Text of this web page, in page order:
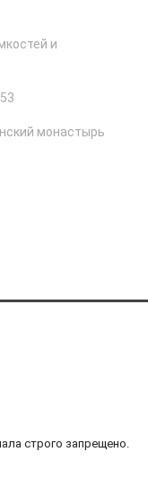
и
монастырь
строго запрещено.